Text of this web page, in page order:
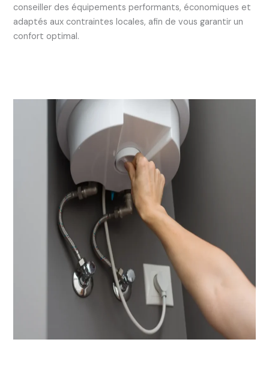
conseiller des équipements performants, économiques et
adaptés aux contraintes locales, afin de vous garantir un
confort optimal.